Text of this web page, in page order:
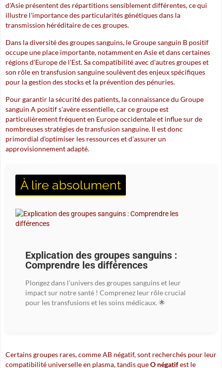
d'Asie présentent des répartitions sensiblement différentes, ce qui
illustre l'importance des particularités génétiques dans la
transmission héréditaire de ces groupes.
Dans la diversité des groupes sanguins, le Groupe sanguin B positif
occupe une place importante, notamment en Asie et dans certaines
régions d'Europe de l'Est. Sa compatibilité avec d'autres groupes et
son rôle en transfusion sanguine soulèvent des enjeux spécifiques
pour la gestion des stocks et la prévention des pénuries.
Pour garantir la sécurité des patients, la connaissance du Groupe
sanguin A positif s'avère essentielle, car ce groupe est
particulièrement fréquent en Europe occidentale et influe sur de
nombreuses stratégies de transfusion sanguine. Il est donc
primordial d'optimiser les ressources et d'assurer un
approvisionnement adapté.
À lire absolument
Explication des groupes sanguins :
Comprendre les différences
Plongez dans l'univers des groupes sanguins et leur
impact sur notre santé ! Comprenez leur rôle crucial
pour les transfusions et les soins médicaux. 🌟
Certains groupes rares, comme AB négatif, sont recherchés pour leur
compatibilité universelle en plasma, tandis queO négatifest le